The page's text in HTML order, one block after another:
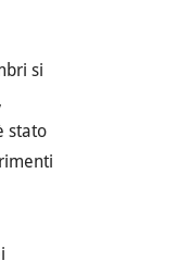
si
stato